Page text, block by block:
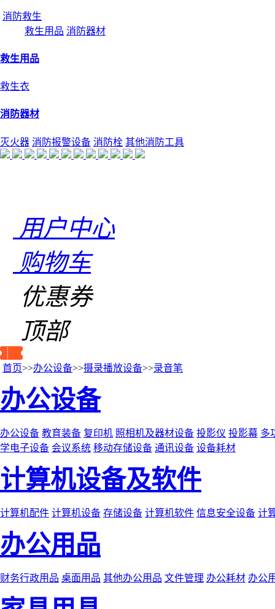
消防救生
救生用品 消防器材
救生用品
救生衣
消防器材
灭火器 消防报警设备 消防栓 其他消防工具
用户中心
购物车
优惠券
顶部
首页>>办公设备>>摄录播放设备>>录音笔
办公设备
办公设备 教育装备 复印机 照相机及器材设备 投影仪 投影幕 多
学电子设备 会议系统 移动存储设备 通讯设备 设备耗材
计算机设备及软件
计算机配件 计算机设备 存储设备 计算机软件 信息安全设备 计
办公用品
财务行政用品 桌面用品 其他办公用品 文件管理 办公耗材 办公